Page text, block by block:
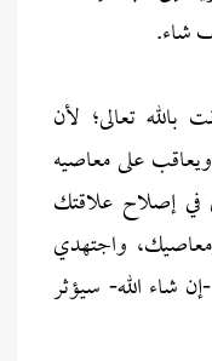
شاء.
تعالى؛ لأن
على معاصيه
في إصلاح علاقتك
واجتهدي
إن شاء الله- سيؤثر